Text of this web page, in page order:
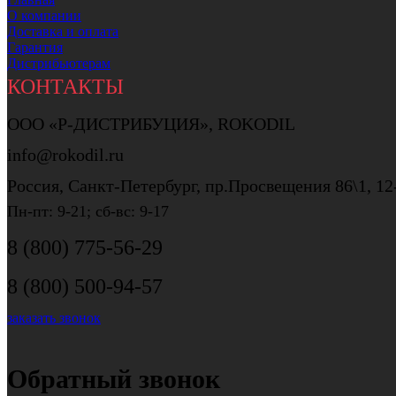
О компании
Доставка и оплата
Гарантия
Дистрибьютерам
КОНТАКТЫ
ООО «Р-ДИСТРИБУЦИЯ», ROKODIL
info@rokodil.ru
Россия, Санкт-Петербург, пр.Просвещения 86\1,
Пн-пт: 9-21; сб-вс: 9-17
8 (800) 775-56-29
8 (800) 500-94-57
заказать звонок
Обратный звонок